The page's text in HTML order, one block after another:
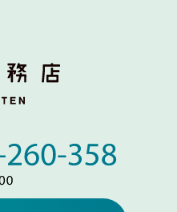
Link
Link